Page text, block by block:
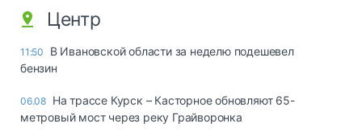
Центр
11:50
В Ивановской области за неделю подешевел
бензин
06.08 На трассе Курск – Касторное обновляют 65-
метровый мост через реку Грайворонка